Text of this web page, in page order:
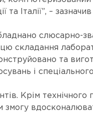
Італії”, –
слюсарно-
складання
та
і
Крім